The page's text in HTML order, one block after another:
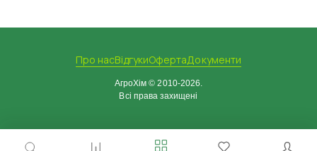
Про насВідгукиОфертаДокументи
АгроХім © 2010-2026.
Всі права захищені